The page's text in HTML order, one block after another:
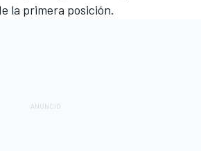
la primera posición.